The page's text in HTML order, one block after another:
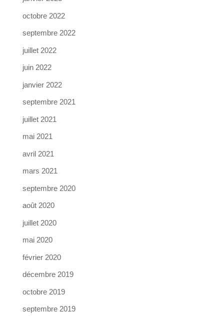
octobre 2022
septembre 2022
juillet 2022
juin 2022
janvier 2022
septembre 2021
juillet 2021
mai 2021
avril 2021
mars 2021
septembre 2020
août 2020
juillet 2020
mai 2020
février 2020
décembre 2019
octobre 2019
septembre 2019